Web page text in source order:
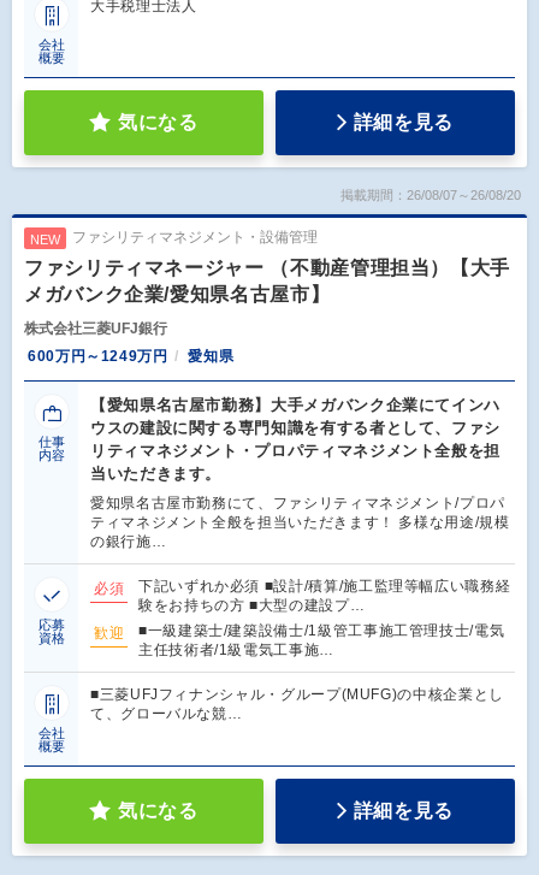
会社
概要
大手税理士法人
気になる 詳細を見る
掲載期間：26/08/07～26/08/20
NEW ファシリティマネジメント・設備管理
ファシリティマネージャー （不動産管理担当）【大手
メガバンク企業/愛知県名古屋市】
株式会社三菱UFJ銀行
600万円～1249万円
愛知県
仕事
内容
【愛知県名古屋市勤務】大手メガバンク企業にてインハ
ウスの建設に関する専門知識を有する者として、ファシ
リティマネジメント・プロパティマネジメント全般を担
当いただきます。
愛知県名古屋市勤務にて、ファシリティマネジメント/プロパ
ティマネジメント全般を担当いただきます！ 多様な用途/規模
の銀行施…
応募
資格
必須
下記いずれか必須 ■設計/積算/施工監理等幅広い職務経
験をお持ちの方 ■大型の建設プ…
歓迎
■一級建築士/建築設備士/1級管工事施工管理技士/電気
主任技術者/1級電気工事施…
会社
概要
■三菱UFJフィナンシャル・グループ(MUFG)の中核企業とし
て、グローバルな競…
気になる 詳細を見る